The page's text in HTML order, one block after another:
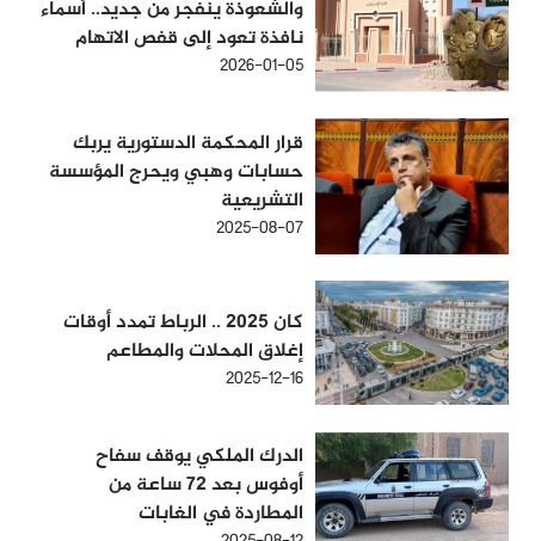
والشعوذة ينفجر من جديد.. أسماء
نافذة تعود إلى قفص الاتهام
2026-01-05
قرار المحكمة الدستورية يربك
حسابات وهبي ويحرج المؤسسة
التشريعية
2025-08-07
كان 2025 .. الرباط تمدد أوقات
إغلاق المحلات والمطاعم
2025-12-16
الدرك الملكي يوقف سفاح
أوفوس بعد 72 ساعة من
المطاردة في الغابات